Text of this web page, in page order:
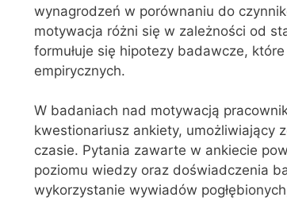
wynagrodzeń w porównaniu do
motywacja różni się w zależności od
formułuje się hipotezy badawcze,
empirycznych.
W badaniach nad motywacją
kwestionariusz ankiety, umożliwiający
czasie. Pytania zawarte w ankiecie
poziomu wiedzy oraz doświadczenia
wykorzystanie wywiadów